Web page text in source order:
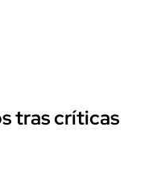
tras críticas